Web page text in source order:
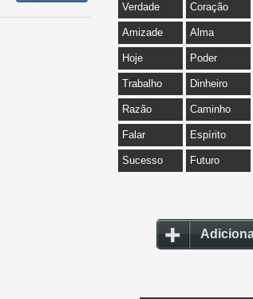
Verdade Coração
Amizade Alma
Hoje Poder
Trabalho Dinheiro
Razão Caminho
Falar Espírito
Sucesso Futuro